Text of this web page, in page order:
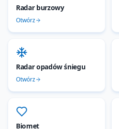
Radar burzowy
Otwórz
Radar opadów śniegu
Otwórz
Biomet